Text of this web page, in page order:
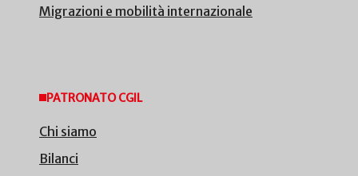
Migrazioni e mobilità internazionale
PATRONATO CGIL
Chi siamo
Bilanci